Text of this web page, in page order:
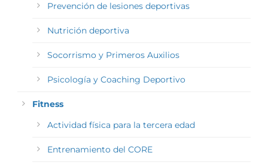
Prevención de lesiones deportivas
Nutrición deportiva
Socorrismo y Primeros Auxilios
Psicología y Coaching Deportivo
Fitness
Actividad física para la tercera edad
Entrenamiento del CORE